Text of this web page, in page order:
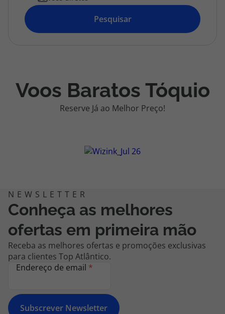
topatlantico@topatlantico.com
Pesquisar
Voos Baratos Tóquio
Reserve Já ao Melhor Preço!
Conheça as melhores
ofertas em primeira mão
Receba as melhores ofertas e promoções exclusivas
para clientes Top Atlântico.
Endereço de email *
Subscrever Newsletter